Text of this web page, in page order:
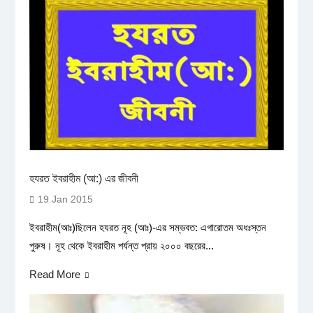
হযরত ইবরাহীম (আ:) এর জীবনী
19 Jan 2015
ইবরাহীম(আঃ)ছিলেন হযরত নূহ (আঃ)-এর সম্ভবত: এগারোতম অধঃস্তন
পুরুষ। নূহ থেকে ইবরাহীম পর্যন্ত প্রায় ২০০০ বছরের...
Read More